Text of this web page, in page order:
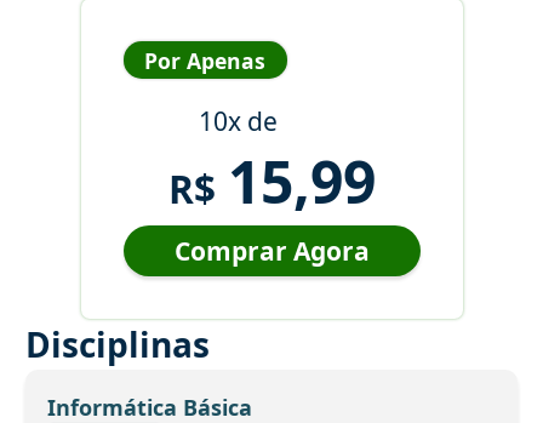
Por Apenas
10x de
R$ 15,99
Comprar Agora
Disciplinas
Informática Básica